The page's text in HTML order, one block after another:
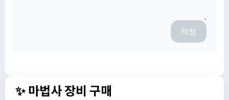
작성
✨ 마법사 장비 구매